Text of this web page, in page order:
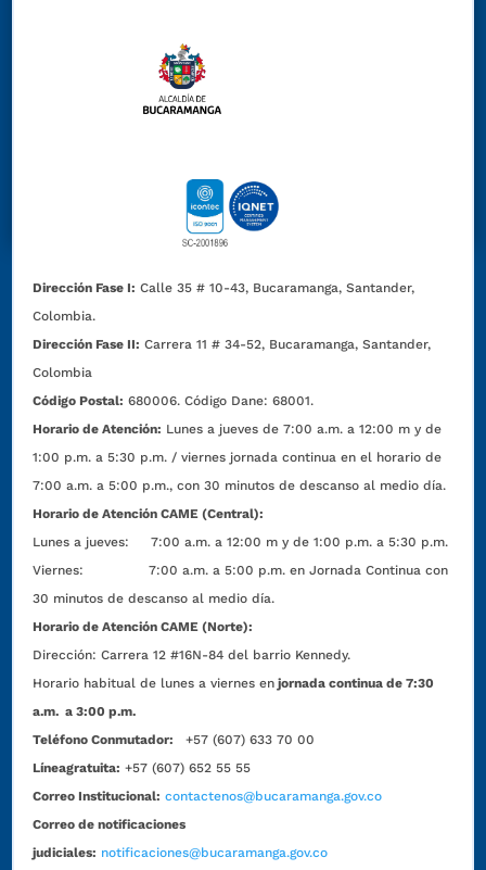
Dirección Fase I: Calle 35 # 10-43, Bucaramanga, Santander,
Colombia.
Dirección Fase II: Carrera 11 # 34-52, Bucaramanga, Santander,
Colombia
Código Postal: 680006. Código Dane: 68001.
Horario de Atención: Lunes a jueves de 7:00 a.m. a 12:00 m y de
1:00 p.m. a 5:30 p.m. / viernes jornada continua en el horario de
7:00 a.m. a 5:00 p.m., con 30 minutos de descanso al medio día.
Horario de Atención CAME (Central):
Lunes a jueves: 7:00 a.m. a 12:00 m y de 1:00 p.m. a 5:30 p.m.
Viernes: 7:00 a.m. a 5:00 p.m. en Jornada Continua con
30 minutos de descanso al medio día.
Horario de Atención CAME (Norte):
Dirección:Carrera 12 #16N-84 del barrio Kennedy.
Horario habitual de lunes a viernes en jornada continua de 7:30
a.m. a 3:00 p.m.
Teléfono Conmutador:
+57 (607) 633 70 00
Líneagratuita: +57 (607) 652 55 55
Correo Institucional: contactenos@bucaramanga.gov.co
Correo de notificaciones
judiciales: notificaciones@bucaramanga.gov.co